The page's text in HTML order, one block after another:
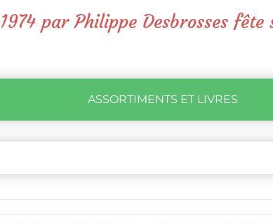
par Philippe Desbrosses
ASSORTIMENTS ET LIVRES